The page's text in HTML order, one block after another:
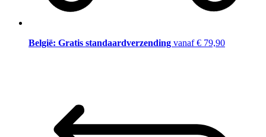
België: Gratis standaardverzending vanaf € 79,90